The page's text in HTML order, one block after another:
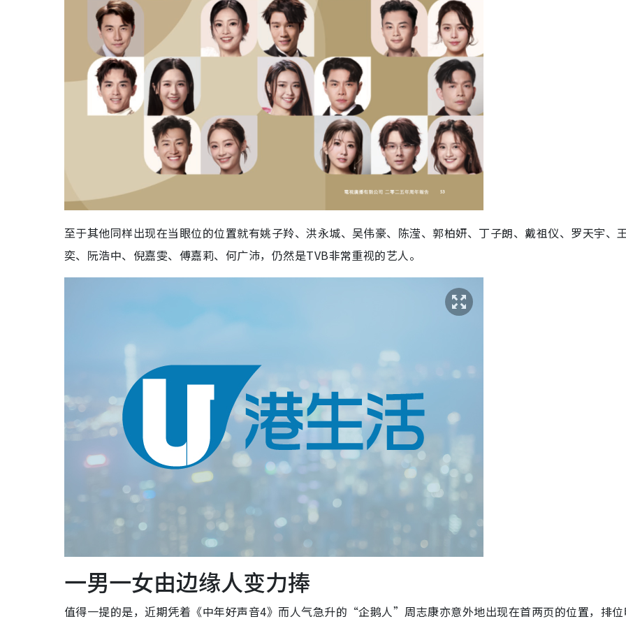
至于其他同样出现在当眼位的位置就有姚子羚、洪永城、吴伟豪、陈滢、郭柏妍、丁子朗、戴祖仪、罗天宇、
奕、阮浩中、倪嘉雯、傅嘉莉、何广沛，仍然是TVB非常重视的艺人。
一男一女由边缘人变力捧
值得一提的是，近期凭着《中年好声音4》而人气急升的“企鹅人”周志康亦意外地出现在首两页的位置，排